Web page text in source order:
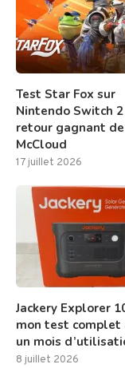
Test Star Fox sur
Nintendo Switch
retour gagnant de
McCloud
17 juillet 2026
Jackery Explorer
mon test complet
un mois
8 juillet 2026